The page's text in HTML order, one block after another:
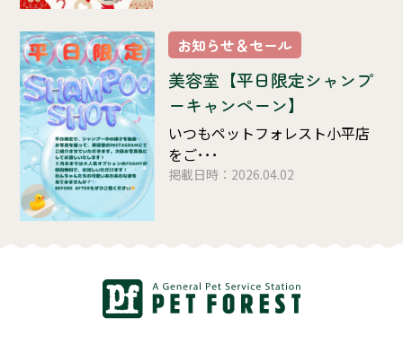
お知らせ＆セール
美容室【平日限定シャンプ
ーキャンペーン】
いつもペットフォレスト小平店
をご･･･
掲載日時：2026.04.02